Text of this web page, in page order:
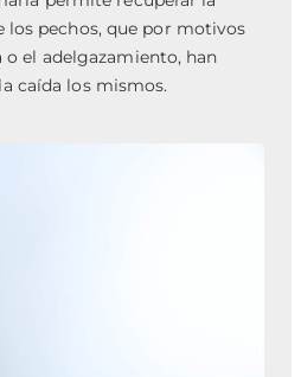
los pechos, que por motivos
el adelgazamiento, han
caída los mismos.